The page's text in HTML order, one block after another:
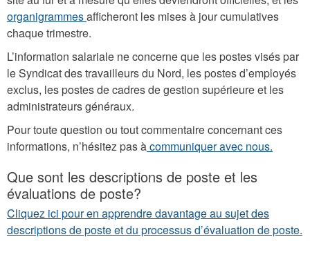
organigrammesafficheront les mises à jour cumulatives
chaque trimestre.
L’information salariale ne concerne que les postes visés par
le Syndicat des travailleurs du Nord, les postes d’employés
exclus, les postes de cadres de gestion supérieure et les
administrateurs généraux.
Pour toute question ou tout commentaire concernant ces
informations, n’hésitez pas àcommuniquer avec nous.
Que sont les descriptions de poste et les
évaluations de poste?
Cliquez ici pour en apprendre davantage au sujet des
descriptions de poste et du processus d’évaluation de poste.